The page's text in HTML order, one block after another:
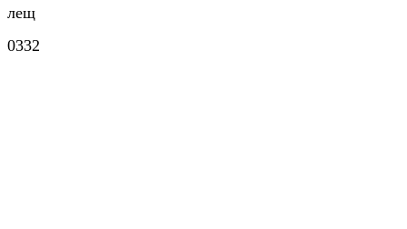
лещ
0332